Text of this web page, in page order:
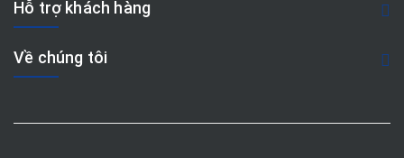
Hỗ trợ khách hàng
Về chúng tôi